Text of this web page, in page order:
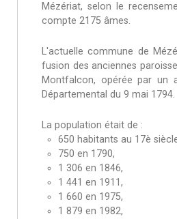
Mézériat, selon le
compte 2175 âmes.
L'actuelle commune de
fusion des anciennes
Montfalcon, opérée par un
Départemental du 9 mai 1794.
La population était de :
650 habitants au 17è
750 en 1790,
1 306 en 1846,
1 441 en 1911,
1 660 en 1975,
1 879 en 1982,